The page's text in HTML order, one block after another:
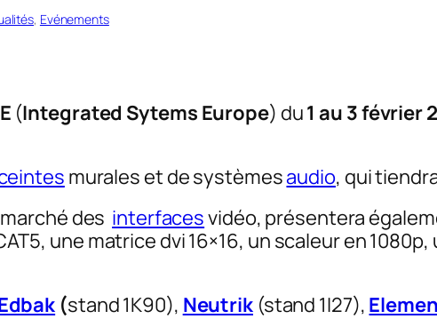
, Evénements
(Integrated Sytems Europe) du1 au 3 février
murales et de systèmesaudio, qui
des interfacesvidéo, présentera
une matrice dvi 16×16, un scaleur en
(stand 1K90), Neutrik(stand 1I27),